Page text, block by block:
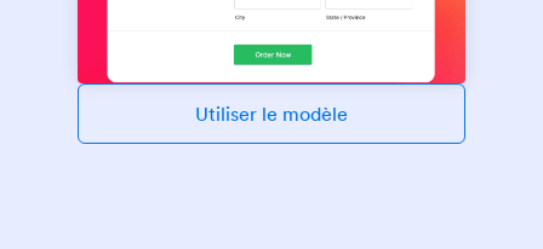
Utiliser le modèle